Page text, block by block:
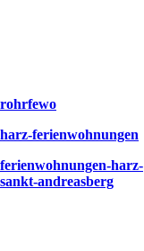
rohrfewo
harz-ferienwohnungen
ferienwohnungen-harz-
sankt-andreasberg